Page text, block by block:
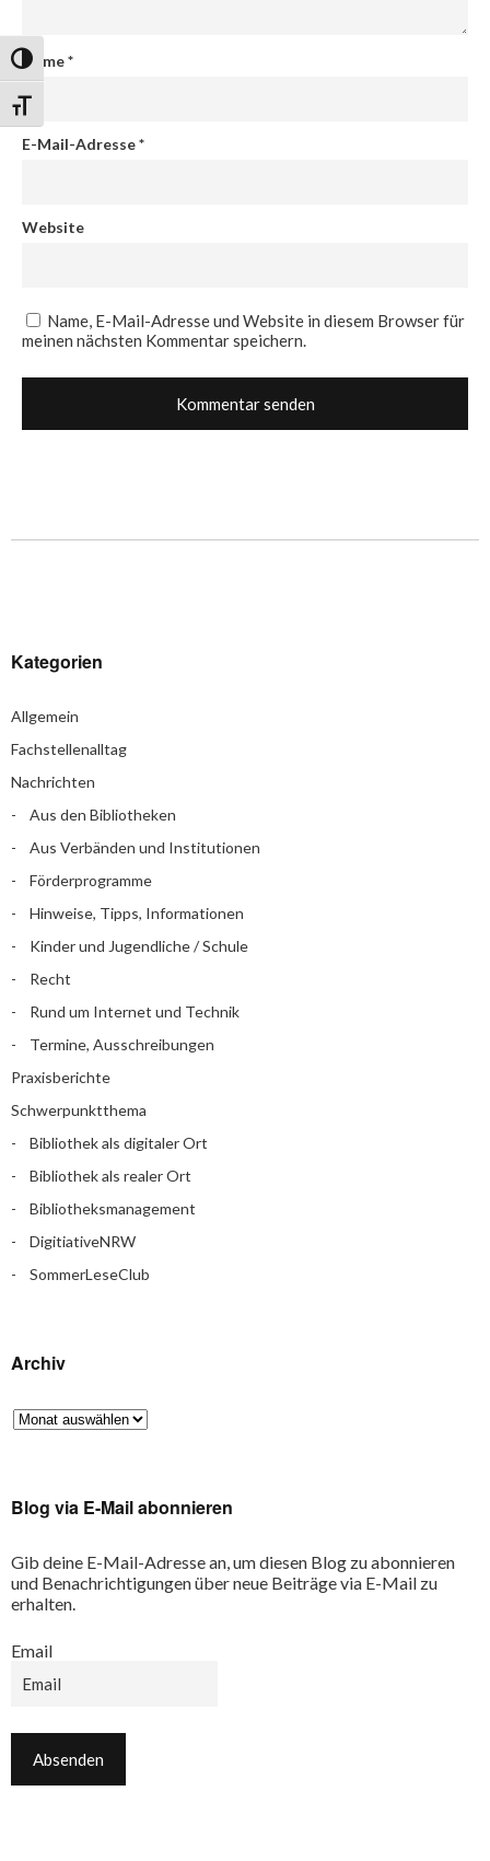
Umschalten auf hohe Kontraste
Schrift vergrößern
Name*
E-Mail-Adresse*
Website
Name, E-Mail-Adresse und Website in diesem Browser für
meinen nächsten Kommentar speichern.
Kategorien
Allgemein
Fachstellenalltag
Nachrichten
Aus den Bibliotheken
Aus Verbänden und Institutionen
Förderprogramme
Hinweise, Tipps, Informationen
Kinder und Jugendliche / Schule
Recht
Rund um Internet und Technik
Termine, Ausschreibungen
Praxisberichte
Schwerpunktthema
Bibliothek als digitaler Ort
Bibliothek als realer Ort
Bibliotheksmanagement
DigitiativeNRW
SommerLeseClub
Archiv
Blog via E-Mail abonnieren
Gib deine E-Mail-Adresse an, um diesen Blog zu abonnieren
und Benachrichtigungen über neue Beiträge via E-Mail zu
erhalten.
Email